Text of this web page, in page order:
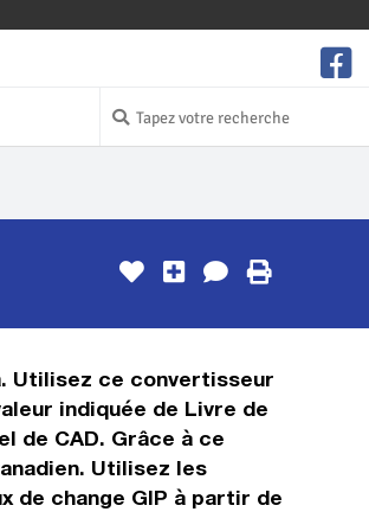
Utilisez ce convertisseur
indiquée de Livre de
de CAD. Grâce à ce
Utilisez les
de change GIP à partir de